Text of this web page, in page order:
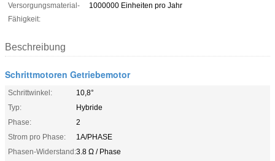
Versorgungsmaterial-
Fähigkeit:
1000000 Einheiten pro Jahr
Beschreibung
Schrittmotoren Getriebemotor
Schrittwinkel:
10,8°
Typ:
Hybride
Phase:
2
Strom pro Phase:
1A/PHASE
Phasen-Widerstand:3.8 Ω / Phase